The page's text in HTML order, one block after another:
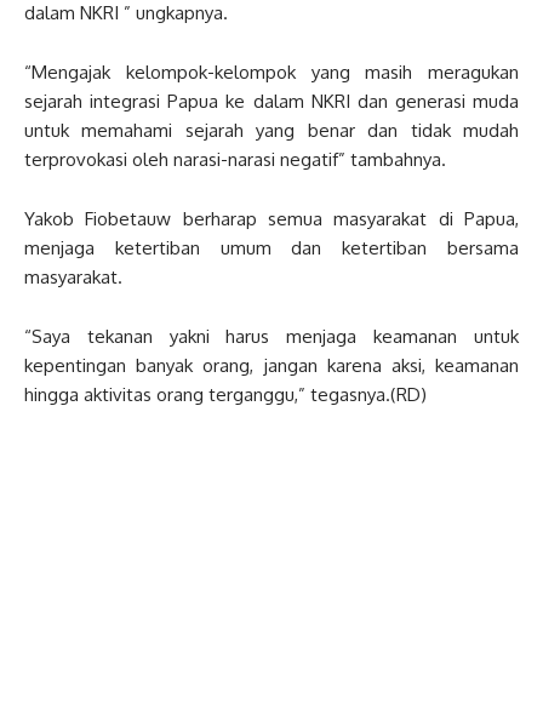
dalam NKRI ” ungkapnya.
“Mengajak kelompok-kelompok yang masih meragukan
sejarah integrasi Papua ke dalam NKRI dan generasi muda
untuk memahami sejarah yang benar dan tidak mudah
terprovokasi oleh narasi-narasi negatif” tambahnya.
Yakob Fiobetauw berharap semua masyarakat di Papua,
menjaga ketertiban umum dan ketertiban bersama
masyarakat.
“Saya tekanan yakni harus menjaga keamanan untuk
kepentingan banyak orang, jangan karena aksi, keamanan
hingga aktivitas orang terganggu,” tegasnya.(RD)